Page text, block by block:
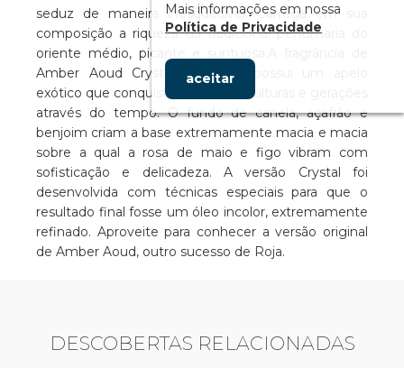
seduz de maneira inesquecível. Carrega em sua
composição a riqueza da tradicional perfumaria do
oriente médio, picante e suntuosa.A fragrância de
Amber Aoud Crystal, de Roja, possui um apelo
exótico que conquista diferentes culturas e gerações
através do tempo. O fundo de canela, açafrão e
benjoim criam a base extremamente macia e macia
sobre a qual a rosa de maio e figo vibram com
sofisticação e delicadeza. A versão Crystal foi
desenvolvida com técnicas especiais para que o
resultado final fosse um óleo incolor, extremamente
refinado. Aproveite para conhecer a versão original
de Amber Aoud, outro sucesso de Roja.
DESCOBERTAS RELACIONADAS
Mais informações em nossa
Política de Privacidade
aceitar